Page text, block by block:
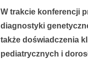
W trakcie konferencji
diagnostyki
także doświadczenia
pediatrycznych i